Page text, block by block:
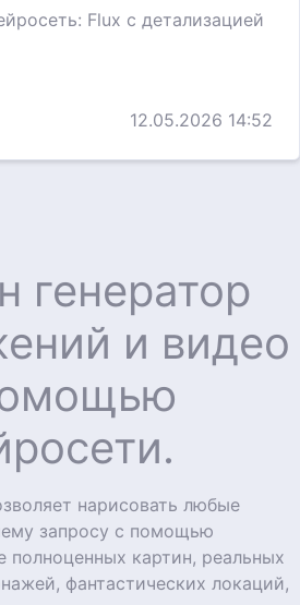
Flux с детализацией
12.05.2026 14:52
генератор
и видео
нарисовать любые
запросу с помощью
полноценных картин, реальных
фантастических локаций,